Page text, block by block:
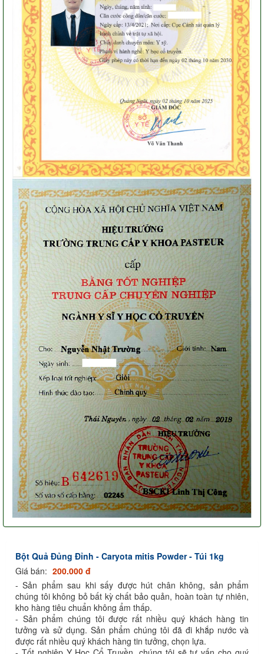
Bột Quả Đủng Đỉnh - Caryota mitis Powder - Túi 1kg
Giá bán: 200.000 đ
- Sản phẩm sau khi sấy được hút chân không, sản phẩm
chúng tôi không bỏ bất kỳ chất bảo quản, hoàn toàn tự nhiên,
kho hàng tiêu chuẩn không ẩm thấp.
- Sản phẩm chúng tôi được rất nhiều quý khách hàng tin
tưởng và sử dụng. Sản phẩm chúng tôi đã đi khắp nước và
được rất nhiều quý khách hàng tin tưởng, chọn lựa.